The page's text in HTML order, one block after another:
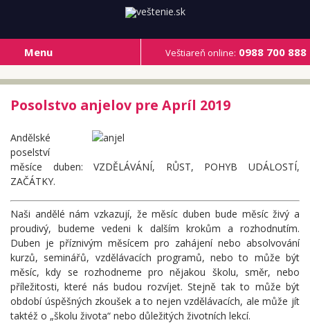
Veštiareň online: 0988 700 888
Menu
Posolstvo anjelov pre Apríl 2019
Andělské
poselství
měsíce duben: VZDĚLÁVÁNÍ, RŮST, POHYB UDÁLOSTÍ,
ZAČÁTKY.
Naši andělé nám vzkazují, že měsíc duben bude měsíc živý a
proudivý, budeme vedeni k dalším krokům a rozhodnutím.
Duben je příznivým měsícem pro zahájení nebo absolvování
kurzů, seminářů, vzdělávacích programů, nebo to může být
měsíc, kdy se rozhodneme pro nějakou školu, směr, nebo
příležitosti, které nás budou rozvíjet. Stejně tak to může být
období úspěšných zkoušek a to nejen vzdělávacích, ale může jít
taktéž o „školu života“ nebo důležitých životních lekcí.